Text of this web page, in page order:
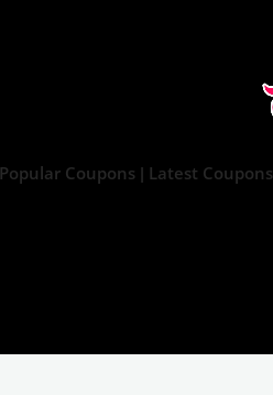
Popular Coupons | Latest Coupons